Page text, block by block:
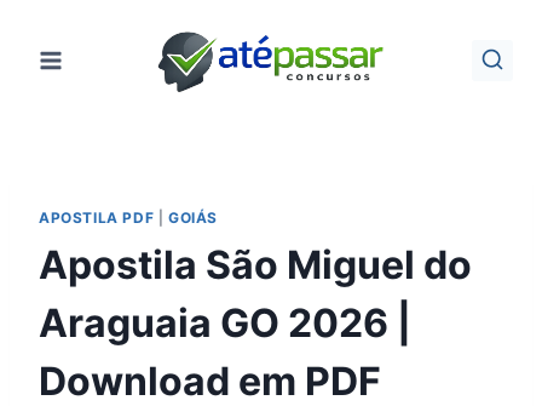
para
APOSTILA PDF GOIÁS
Apostila São Miguel do
Araguaia GO 2026 |
Download em PDF